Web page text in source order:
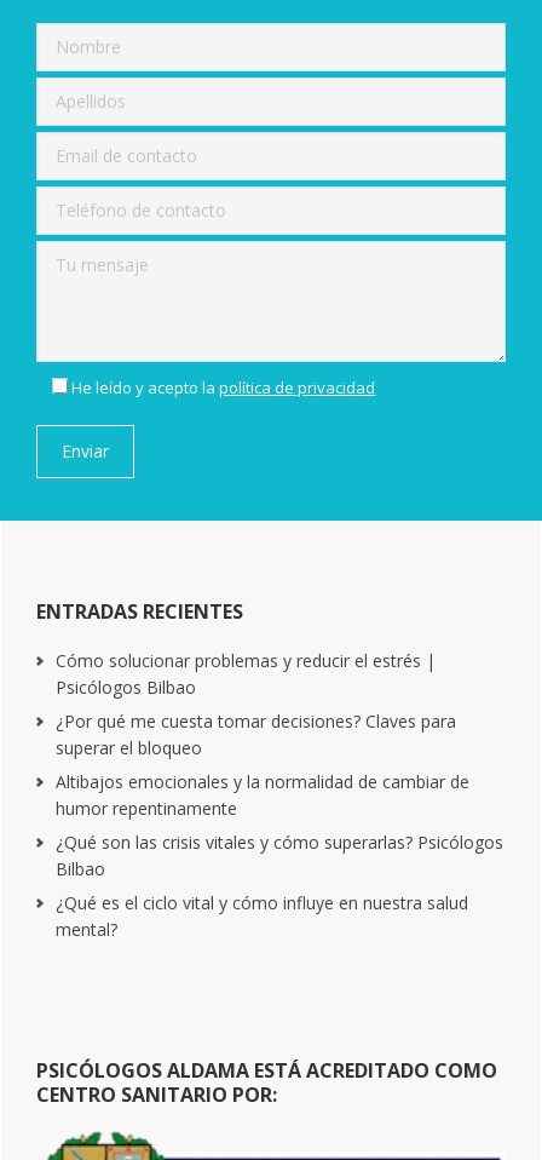
He leído y acepto lapolítica de privacidad
ENTRADAS RECIENTES
Cómo solucionar problemas y reducir el estrés |
Psicólogos Bilbao
¿Por qué me cuesta tomar decisiones? Claves para
superar el bloqueo
Altibajos emocionales y la normalidad de cambiar de
humor repentinamente
¿Qué son las crisis vitales y cómo superarlas? Psicólogos
Bilbao
¿Qué es el ciclo vital y cómo influye en nuestra salud
mental?
PSICÓLOGOS ALDAMA ESTÁ ACREDITADO COMO
CENTRO SANITARIO POR: